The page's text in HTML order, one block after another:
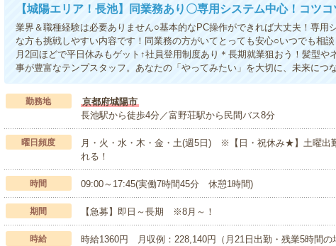
【城陽エリア！長池】同業務あり〇専用システム中心！コツコ
業界＆職種経験は必要ありません○基本的なPC操作ができれば大丈夫！専用
な方も挑戦しやすい内容です！同業務の方がいてとっても安心○いつでも相
月2回ほどで平日休みもゲット↑社員登用制度あり＊長期就業狙おう！髪型や
事が豊富なテンプスタッフ。あなたの「やってみたい」を大切に、未来につ
勤務地
京都府城陽市
長池駅から徒歩4分／富野荘駅から民間バス8分
曜日頻度
月・火・水・木・金・土(週5日) ※【日・祝休み★】土曜出
れる！
時間 09:00～17:45(実働7時間45分 休憩1時間)
期間 【急募】即日～長期 ※8月～！
時給 時給1360円 月収例：228,140円（月21日出勤・残業5時間の